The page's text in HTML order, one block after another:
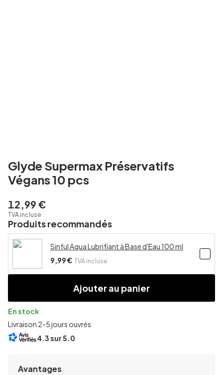
Glyde Supermax Préservatifs
Végans 10 pcs
12,99 €
TVA incluse
Produits recommandés
Sinful Aqua Lubrifiant à Base d'Eau 100 ml
9,99 € TVA incluse
Ajouter au panier
En stock
Livraison 2-5 jours ouvrés
4.3sur 5.0
Avantages